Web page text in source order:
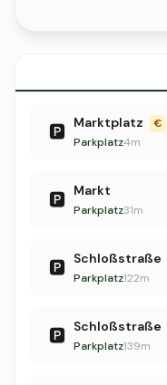
🅿️ Marktplatz €
Parkplatz4m
🅿️ Markt
Parkplatz31m
🅿️ Schloßstraße
Parkplatz122m
🅿️ Schloßstraße
Parkplatz139m